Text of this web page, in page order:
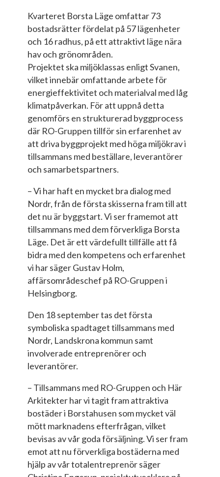
Kvarteret Borsta Läge omfattar 73
bostadsrätter fördelat på 57 lägenheter
och 16 radhus, på ett attraktivt läge nära
hav och grönområden.
Projektet ska miljöklassas enligt Svanen,
vilket innebär omfattande arbete för
energieffektivitet och materialval med låg
klimatpåverkan. För att uppnå detta
genomförs en strukturerad byggprocess
där RO-Gruppen tillför sin erfarenhet av
att driva byggprojekt med höga miljökrav i
tillsammans med beställare, leverantörer
och samarbetspartners.
– Vi har haft en mycket bra dialog med
Nordr, från de första skisserna fram till att
det nu är byggstart. Vi ser framemot att
tillsammans med dem förverkliga Borsta
Läge. Det är ett värdefullt tillfälle att få
bidra med den kompetens och erfarenhet
vi har säger Gustav Holm,
affärsområdeschef på RO-Gruppen i
Helsingborg.
Den 18 september tas det första
symboliska spadtaget tillsammans med
Nordr, Landskrona kommun samt
involverade entreprenörer och
leverantörer.
– Tillsammans med RO-Gruppen och Här
Arkitekter har vi tagit fram attraktiva
bostäder i Borstahusen som mycket väl
mött marknadens efterfrågan, vilket
bevisas av vår goda försäljning. Vi ser fram
emot att nu förverkliga bostäderna med
hjälp av vår totalentreprenör säger